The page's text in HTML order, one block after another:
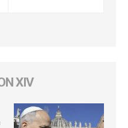
XIV